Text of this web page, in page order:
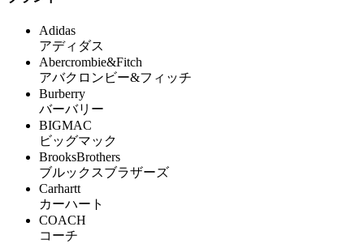
Adidas
アディダス
Abercrombie&Fitch
アバクロンビー&フィッチ
Burberry
バーバリー
BIGMAC
ビッグマック
BrooksBrothers
ブルックスブラザーズ
Carhartt
カーハート
COACH
コーチ